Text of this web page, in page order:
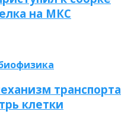
на МКС
транспорта
клетки